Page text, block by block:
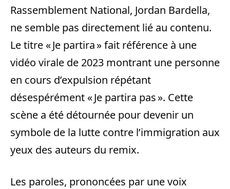
Rassemblement National, Jordan Bardella,
ne semble pas directement lié au contenu.
Le titre « Je partira » fait référence à une
vidéo virale de 2023 montrant une personne
en cours d’expulsion répétant
désespérément « Je partira pas ». Cette
scène a été détournée pour devenir un
symbole de la lutte contre l’immigration aux
yeux des auteurs du remix.
Les paroles, prononcées par une voix